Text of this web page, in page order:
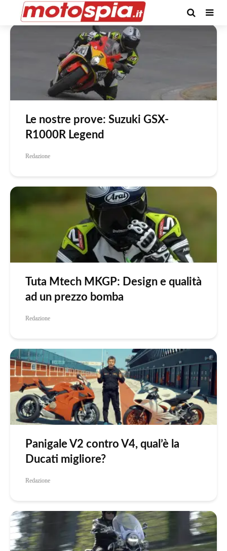
Categoria -Le nostre prove
Le nostre prove: Suzuki GSX-
R1000R Legend
Redazione
Tuta Mtech MKGP: Design e qualità
ad un prezzo bomba
Redazione
Panigale V2 contro V4, qual’è la
Ducati migliore?
Redazione